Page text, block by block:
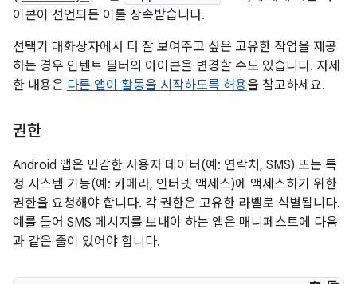
이콘이 선언되든 이를 상속받습니다.
선택기 대화상자에서 더 잘 보여주고 싶은 고유한 작업을 제공
하는 경우 인텐트 필터의 아이콘을 변경할 수도 있습니다. 자세
한 내용은 다른 앱이 활동을 시작하도록 허용을 참고하세요.
권한
Android 앱은 민감한 사용자 데이터(예: 연락처, SMS) 또는 특
정 시스템 기능(예: 카메라, 인터넷 액세스)에 액세스하기 위한
권한을 요청해야 합니다. 각 권한은 고유한 라벨로 식별됩니다.
예를 들어 SMS 메시지를 보내야 하는 앱은 매니페스트에 다음
과 같은 줄이 있어야 합니다.